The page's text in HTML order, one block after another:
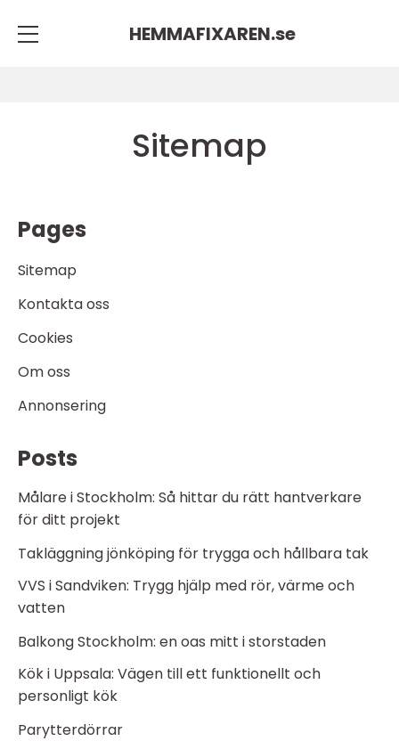
HEMMAFIXAREN.se
Sitemap
Pages
Sitemap
Kontakta oss
Cookies
Om oss
Annonsering
Posts
Målare i Stockholm: Så hittar du rätt hantverkare
för ditt projekt
Takläggning jönköping för trygga och hållbara tak
VVS i Sandviken: Trygg hjälp med rör, värme och
vatten
Balkong Stockholm: en oas mitt i storstaden
Kök i Uppsala: Vägen till ett funktionellt och
personligt kök
Parytterdörrar